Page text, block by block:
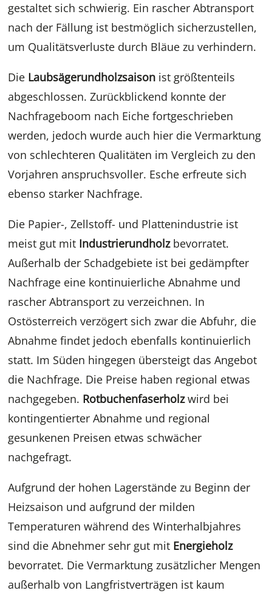
gestaltet sich schwierig. Ein rascher Abtransport
nach der Fällung ist bestmöglich sicherzustellen,
um Qualitätsverluste durch Bläue zu verhindern.
Die Laubsägerundholzsaison ist größtenteils
abgeschlossen. Zurückblickend konnte der
Nachfrageboom nach Eiche fortgeschrieben
werden, jedoch wurde auch hier die Vermarktung
von schlechteren Qualitäten im Vergleich zu den
Vorjahren anspruchsvoller. Esche erfreute sich
ebenso starker Nachfrage.
Die Papier-, Zellstoff- und Plattenindustrie ist
meist gut mit Industrierundholzbevorratet.
Außerhalb der Schadgebiete ist bei gedämpfter
Nachfrage eine kontinuierliche Abnahme und
rascher Abtransport zu verzeichnen. In
Ostösterreich verzögert sich zwar die Abfuhr, die
Abnahme findet jedoch ebenfalls kontinuierlich
statt. Im Süden hingegen übersteigt das Angebot
die Nachfrage. Die Preise haben regional etwas
nachgegeben. Rotbuchenfaserholzwird bei
kontingentierter Abnahme und regional
gesunkenen Preisen etwas schwächer
nachgefragt.
Aufgrund der hohen Lagerstände zu Beginn der
Heizsaison und aufgrund der milden
Temperaturen während des Winterhalbjahres
sind die Abnehmer sehr gut mit Energieholz
bevorratet. Die Vermarktung zusätzlicher Mengen
außerhalb von Langfristverträgen ist kaum